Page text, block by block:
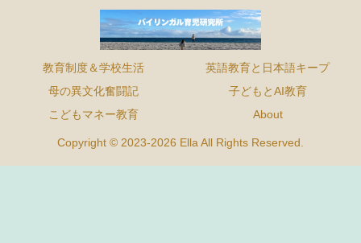
教育制度＆学校生活
英語教育と日本語キープ
母の異文化奮闘記
子どもとAI教育
こどもマネー教育
About
Copyright © 2023-2026 Ella All Rights Reserved.